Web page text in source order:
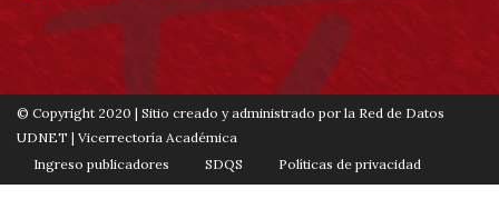
© Copyright 2020 | Sitio creado y administrado por la Red de Datos
UDNET | Vicerrectoría Académica
Ingreso publicadores
SDQS
Políticas de privacidad